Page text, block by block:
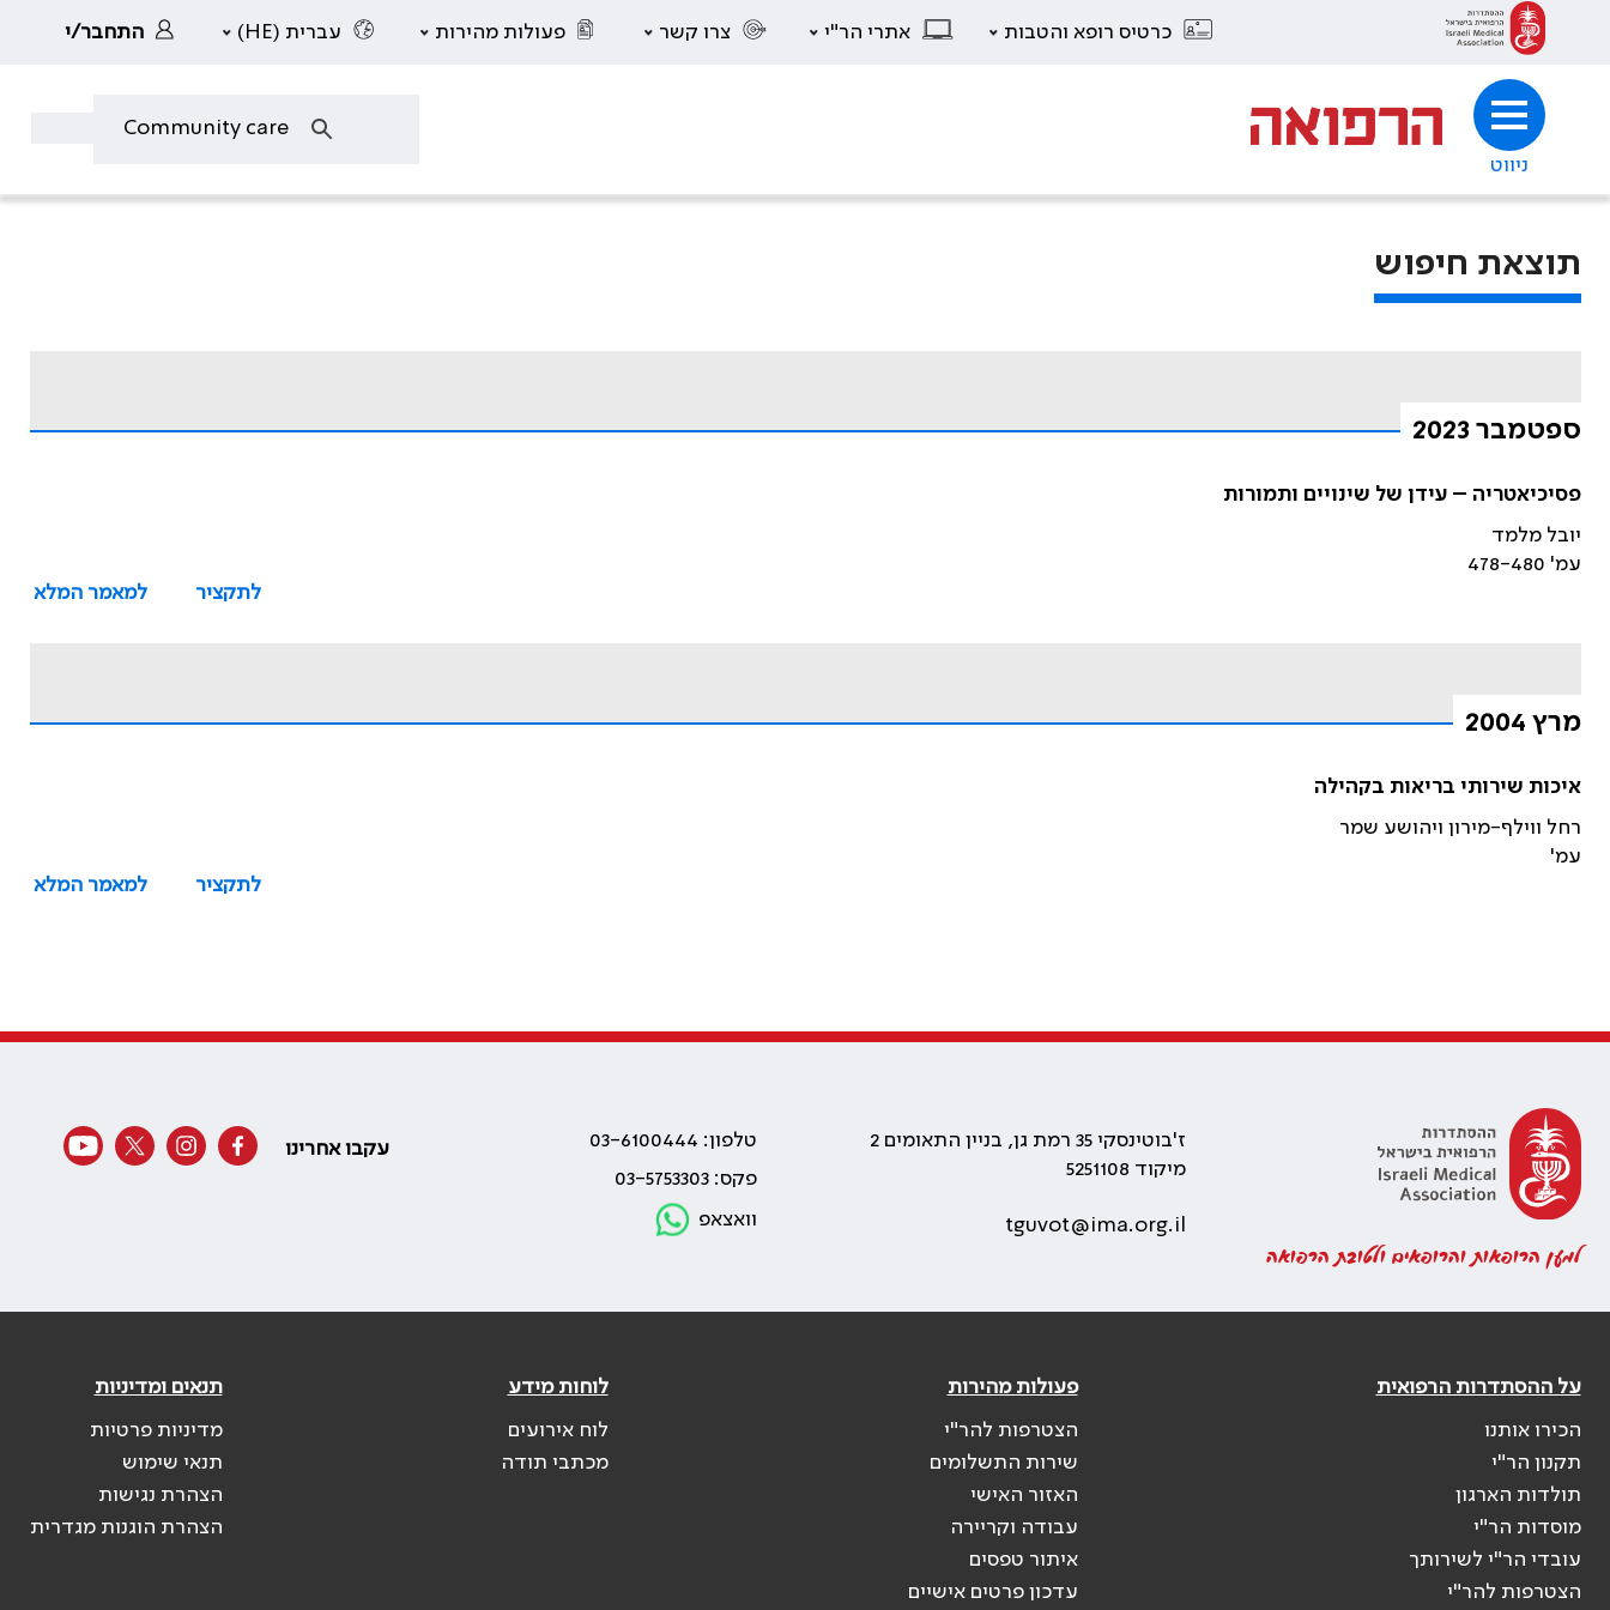
כרטיס רופא והטבות אתרי הר"י צרו קשר פעולות מהירות עברית (HE) התחבר/י
ניווט
תוצאת חיפוש
ספטמבר 2023
פסיכיאטריה – עידן של שינויים ותמורות
יובל מלמד
עמ' 478-480
לתקציר
למאמר המלא
מרץ 2004
איכות שירותי בריאות בקהילה
רחל ווילף-מירון ויהושע שמר
עמ'
לתקציר
למאמר המלא
למען הרופאות והרופאים ולטובת הרפואה
ז'בוטינסקי 35 רמת גן, בניין התאומים 2
מיקוד 5251108
tguvot@ima.org.il
טלפון: 03-6100444
פקס: 03-5753303
וואצאפ
עקבו אחרינו
על ההסתדרות הרפואית
הכירו אותנו
תקנון הר"י
תולדות הארגון
מוסדות הר"י
עובדי הר"י לשירותך
הצטרפות להר"י
פעולות מהירות
הצטרפות להר"י
שירות התשלומים
האזור האישי
עבודה וקריירה
איתור טפסים
עדכון פרטים אישיים
לוחות מידע
לוח אירועים
מכתבי תודה
תנאים ומדיניות
מדיניות פרטיות
תנאי שימוש
הצהרת נגישות
הצהרת הוגנות מגדרית